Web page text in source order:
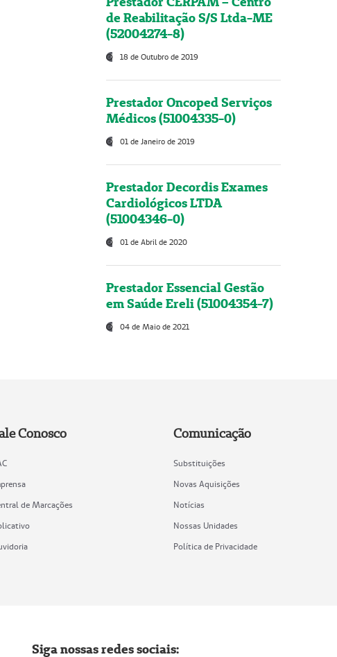
de Reabilitação S/S Ltda-ME
(52004274-8)
18 de Outubro de 2019
Prestador Oncoped Serviços
Médicos (51004335-0)
01 de Janeiro de 2019
Prestador Decordis Exames
Cardiológicos LTDA
(51004346-0)
01 de Abril de 2020
Prestador Essencial Gestão
em Saúde Ereli (51004354-7)
04 de Maio de 2021
Conosco
de Marcações
Comunicação
Substituições
Novas Aquisições
Notícias
Nossas Unidades
Política de Privacidade
Siga nossas redes sociais: